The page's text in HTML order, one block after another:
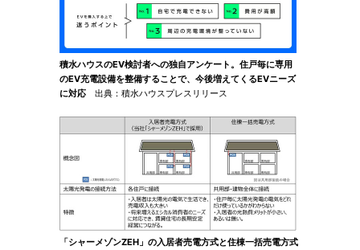
積水ハウスのEV検討者への独自アンケート。住戸毎に専用
のEV充電設備を整備することで、今後増えてくるEVニーズ
に対応 出典：積水ハウスプレスリリース
「シャーメゾンZEH」の入居者売電方式と住棟一括売電方式